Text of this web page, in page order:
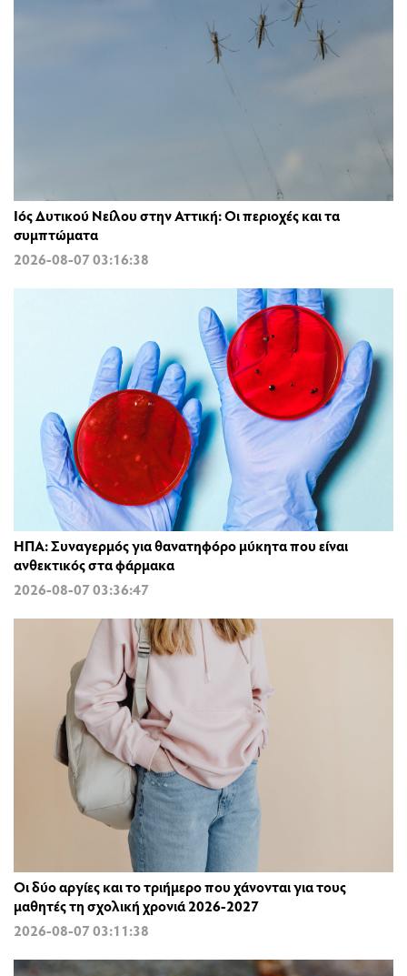
Ιός Δυτικού Νείλου στην Αττική: Οι περιοχές και τα
συμπτώματα
2026-08-07 03:16:38
ΗΠΑ: Συναγερμός για θανατηφόρο μύκητα που είναι
ανθεκτικός στα φάρμακα
2026-08-07 03:36:47
Οι δύο αργίες και το τριήμερο που χάνονται για τους
μαθητές τη σχολική χρονιά 2026-2027
2026-08-07 03:11:38